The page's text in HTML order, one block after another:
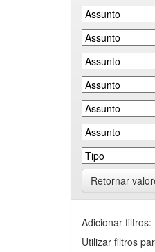
Retornar
Adicionar filtros:
Utilizar filtros